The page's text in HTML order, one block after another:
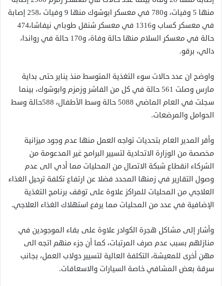
منها 5 وفيات، و780 في معسكر ابوشوك منها 9 وفيات ،258 إصابة
في معسكر كساب و1316 في معسكر شنقل طوباي نيفاشا،474
حالة في معسكر السلام منها حالة وفاة، و170 حالة في رواندا،
دالي، برقو.
واوضح ان عدد حالات سوء التغذية المتوسط منذ يناير حتى بداية
مارس وصلت 561 حالة في كل من الفاشر وزمزم وابوشوك، بينما
سجلت في العام الماضي 5088 حالة وسط الأطفال، 588حالة وسط
الحوامل والمرضعات.
وأقر المدير العام بتحديات تواجه العمل منها عدم وجود ميزانية
مخصصة من الوزارة الاتحادية لتسيير البرامج غير المدعومة من
الشركاء انقطاع شبكة الاتصال من المحليات مما أدي الى عدم
وصول التقارير في زمنها المحدد فضلا عن ارتفاع تكلفة ترحيل الغذاء
العلاجي من المحليات للمراكز علاوة على توقف برنامج التغذية
الإضافية في عدد من المحليات مما يرفع استهلاك الغذاء العلاجي.
وأشار إلى مشاكل هجرة الكوادر علاوة على بقاء الموجودين في
منازلهم بسبب عدم صرف المرتبات، كما أن جزء منهم اتجه الى
مهن أخرى للمعيشة، التكلفة العالية لتسيير دولاب العمل، بجانب
سرقة بعض المشافي خاصة السيارات والاسعافات.